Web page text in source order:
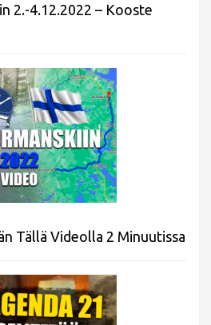
2.-4.12.2022 – Kooste
Tällä Videolla 2 Minuutissa